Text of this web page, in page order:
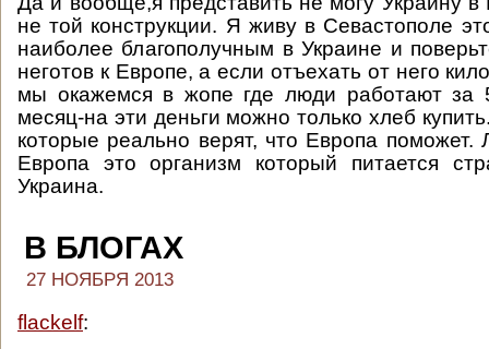
не той конструкции. Я живу в Севастополе
наиболее благополучным в Украине и
неготов к Европе, а если отъехать от него
мы окажемся в жопе где люди работают за
месяц-на эти деньги можно только хлеб
которые реально верят, что Европа
Европа это организм который питается
Украина.
В БЛОГАХ
27 НОЯБРЯ 2013
flackelf: